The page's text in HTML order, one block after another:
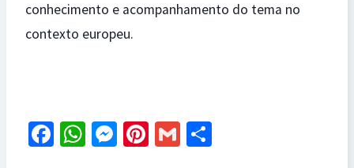
conhecimento e acompanhamento do tema no
contexto europeu.
Fa W M Pi G